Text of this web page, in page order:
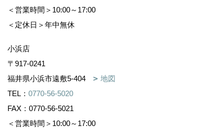
＜営業時間＞10:00～17:00
＜定休日＞年中無休
小浜店
〒917-0241
福井県小浜市遠敷5-404
地図
TEL： 0770-56-5020
FAX：0770-56-5021
＜営業時間＞10:00～17:00